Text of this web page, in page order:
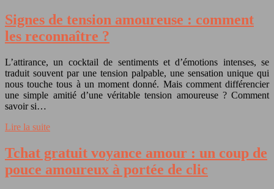
Signes de tension amoureuse : comment
les reconnaître ?
L’attirance, un cocktail de sentiments et d’émotions intenses, se
traduit souvent par une tension palpable, une sensation unique qui
nous touche tous à un moment donné. Mais comment différencier
une simple amitié d’une véritable tension amoureuse ? Comment
savoir si…
Lire la suite
Tchat gratuit voyance amour : un coup de
pouce amoureux à portée de clic